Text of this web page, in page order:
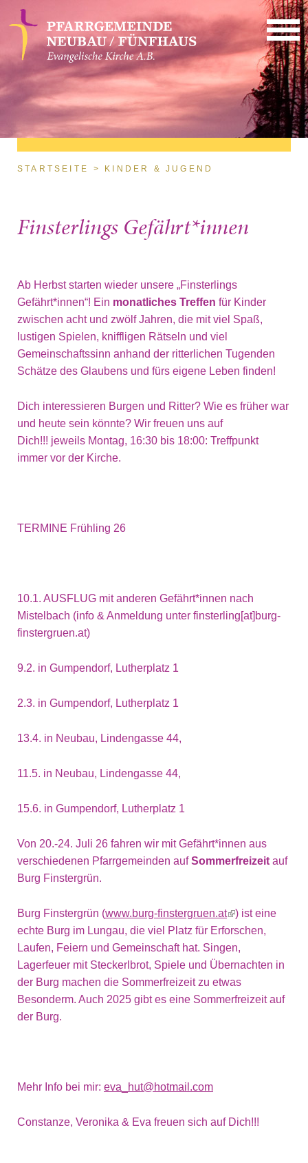
Direkt zum Inhalt
Sie sind hier
STARTSEITE KINDER & JUGEND
Finsterlings Gefährt*innen
Ab Herbst starten wieder unsere „Finsterlings
Gefährt*innen“! Ein monatliches Treffen für Kinder
zwischen acht und zwölf Jahren, die mit viel Spaß,
lustigen Spielen, kniffligen Rätseln und viel
Gemeinschaftssinn anhand der ritterlichen Tugenden
Schätze des Glaubens und fürs eigene Leben finden!
Dich interessieren Burgen und Ritter? Wie es früher war
und heute sein könnte? Wir freuen uns auf
Dich!!! jeweils Montag, 16:30 bis 18:00: Treffpunkt
immer vor der Kirche.
TERMINE Frühling 26
10.1. AUSFLUG mit anderen Gefährt*innen nach
Mistelbach (info & Anmeldung unter finsterling[at]burg-
finstergruen.at)
9.2. in Gumpendorf, Lutherplatz 1
2.3. in Gumpendorf, Lutherplatz 1
13.4. in Neubau, Lindengasse 44,
11.5. in Neubau, Lindengasse 44,
15.6. in Gumpendorf, Lutherplatz 1
Von 20.-24. Juli 26 fahren wir mit Gefährt*innen aus
verschiedenen Pfarrgemeinden aufSommerfreizeit auf
Burg Finstergrün.
Burg Finstergrün (www.burg-finstergruen.at(link is external)
) ist eine
echte Burg im Lungau, die viel Platz für Erforschen,
Laufen, Feiern und Gemeinschaft hat. Singen,
Lagerfeuer mit Steckerlbrot, Spiele und Übernachten in
der Burg machen die Sommerfreizeit zu etwas
Besonderm. Auch 2025 gibt es eine Sommerfreizeit auf
der Burg.
Mehr Info bei mir: eva_hut@hotmail.com
Constanze, Veronika & Eva freuen sich auf Dich!!!